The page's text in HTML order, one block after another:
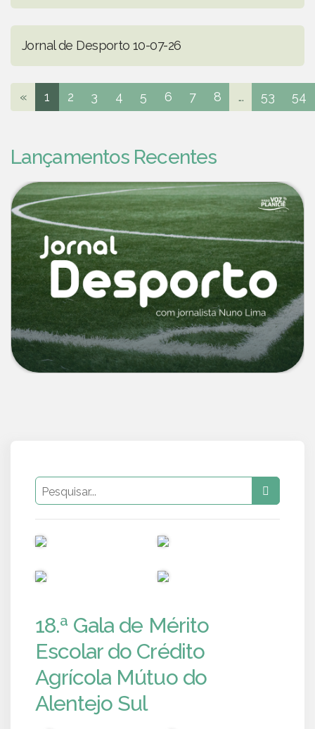
Jornal de Desporto 10-07-26
« 1 2 3 4 5 6 7 8 ... 53 54
Lançamentos Recentes
18.ª Gala de Mérito
Escolar do Crédito
Agrícola Mútuo do
Alentejo Sul